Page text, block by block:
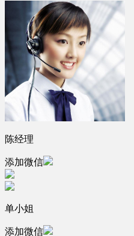
陈经理
添加微信
单小姐
添加微信